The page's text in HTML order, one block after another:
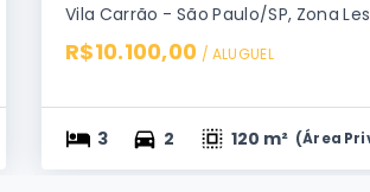
Vila Carrão - São Paulo/SP, Zona
R$10.100,00 / ALUGUEL
3 2 120 m² (Área